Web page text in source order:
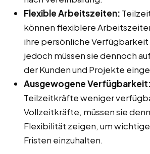
Flexible Arbeitszeiten:
können flexiblere
ihre persönliche Verfügbarkeit
jedoch müssen sie dennoch
der Kunden und Projekte
Ausgewogene Verfügbarkeit:
Teilzeitkräfte weniger
Vollzeitkräfte, müssen sie
Flexibilität zeigen, um
Fristen einzuhalten.